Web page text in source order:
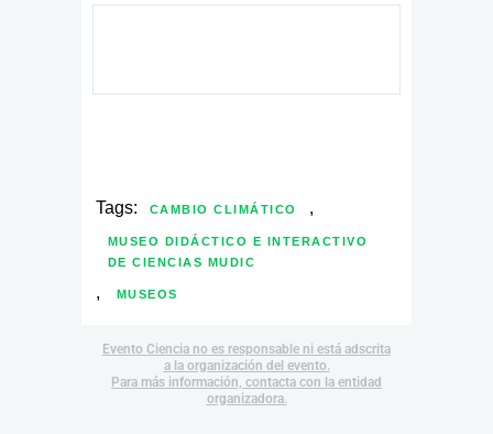
Tags: CAMBIO CLIMÁTICO ,
MUSEO DIDÁCTICO E INTERACTIVO
DE CIENCIAS MUDIC
, MUSEOS
Evento Ciencia no es responsable ni está adscrita
a la organización del evento.
Para más información, contacta con la entidad
organizadora.